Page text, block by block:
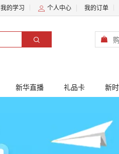
我的学习 个人中心 我的订单
新华直播 礼品卡 新